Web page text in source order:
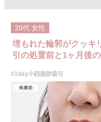
20代 女性
埋もれた輪郭がクッキ
引の処置前と1ヶ月後
#1day小顔脂肪吸引